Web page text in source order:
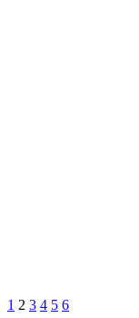
1 2 3 4 5 6